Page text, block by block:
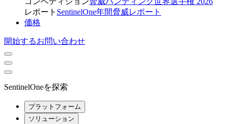
レポート SentinelOne年間脅威レポート
価格
開始するお問い合わせ
SentinelOneを探索
プラットフォーム
ソリューション